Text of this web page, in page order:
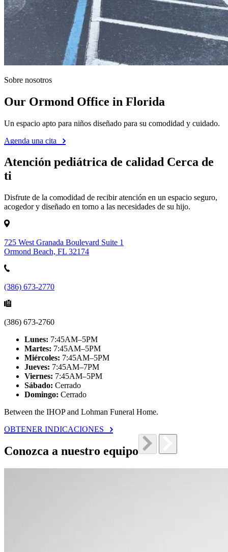
Sobre nosotros
Our Ormond Office in Florida
Un espacio apto para niños diseñado para su comodidad y cuidado.
Agenda una cita
Atención pediátrica de calidad Cerca de
ti
Disfrute de la comodidad de recibir atención en un espacio seguro,
acogedor y diseñado en torno a las necesidades de su hijo.
725 West Granada Boulevard Suite 1
Ormond Beach, FL 32174
(386) 673-2770
(386) 673-2760
Lunes: 7:45AM–5PM
Martes: 7:45AM–5PM
Miércoles: 7:45AM–5PM
Jueves: 7:45AM–7PM
Viernes: 7:45AM–5PM
Sábado: Cerrado
Domingo: Cerrado
Between the IHOP and Lohman Funeral Home.
OBTENER INDICACIONES
Conozca a nuestro equipo